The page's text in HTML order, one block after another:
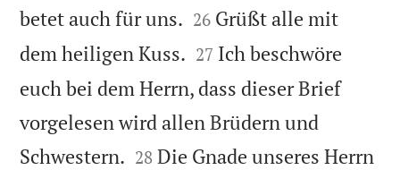
betet auch für uns. 

26 Grüßt alle mit
dem heiligen Kuss. 

27 Ich beschwöre
euch bei dem Herrn, dass dieser Brief
vorgelesen wird allen Brüdern und
Schwestern. 

28 Die Gnade unseres Herrn